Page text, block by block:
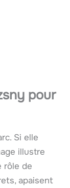
pour
Si elle
illustre
rôle de
apaisent